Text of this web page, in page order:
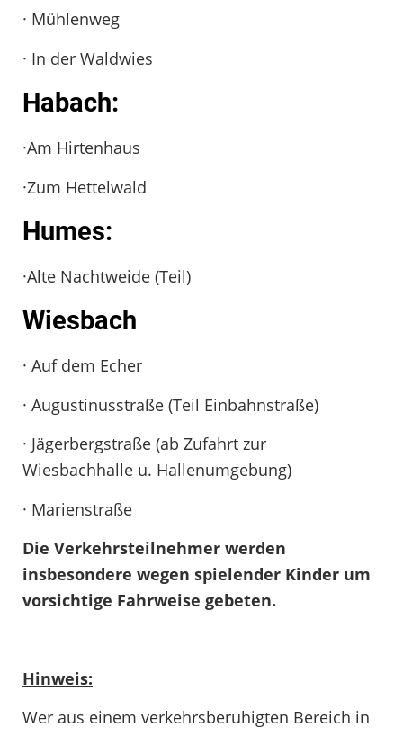
· Mühlenweg
· In der Waldwies
Habach:
·Am Hirtenhaus
·Zum Hettelwald
Humes:
·Alte Nachtweide (Teil)
Wiesbach
· Auf dem Echer
· Augustinusstraße (Teil Einbahnstraße)
· Jägerbergstraße (ab Zufahrt zur
Wiesbachhalle u. Hallenumgebung)
· Marienstraße
Die Verkehrsteilnehmer werden
insbesondere wegen spielender Kinder um
vorsichtige Fahrweise gebeten.
Hinweis:
Wer aus einem verkehrsberuhigten Bereich in